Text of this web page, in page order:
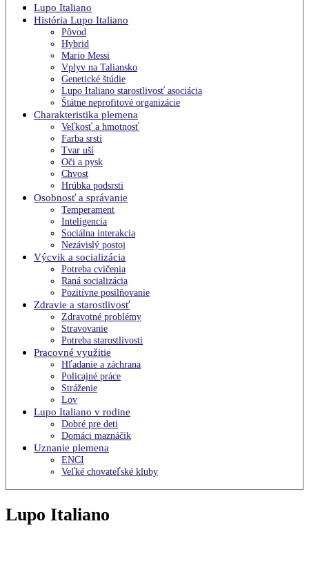
Lupo Italiano
História Lupo Italiano
Pôvod
Hybrid
Mario Messi
Vplyv na Taliansko
Genetické štúdie
Lupo Italiano starostlivosť asociácia
Štátne neprofitové organizácie
Charakteristika plemena
Veľkosť a hmotnosť
Farba srsti
Tvar uší
Oči a pysk
Chvost
Hrúbka podsrsti
Osobnosť a správanie
Temperament
Inteligencia
Sociálna interakcia
Nezávislý postoj
Výcvik a socializácia
Potreba cvičenia
Raná socializácia
Pozitívne posilňovanie
Zdravie a starostlivosť
Zdravotné problémy
Stravovanie
Potreba starostlivosti
Pracovné využitie
Hľadanie a záchrana
Policajné práce
Stráženie
Lov
Lupo Italiano v rodine
Dobré pre deti
Domáci maznáčik
Uznanie plemena
ENCI
Veľké chovateľské kluby
Lupo Italiano